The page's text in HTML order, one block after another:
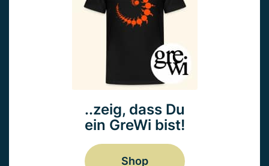
..zeig, dass Du
ein GreWi bist!
Shop